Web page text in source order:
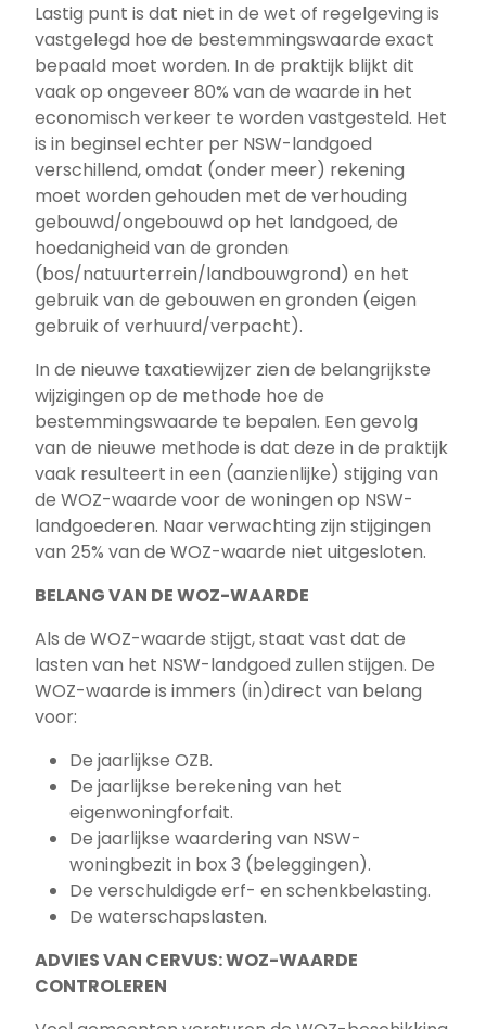
Lastig punt is dat niet in de wet of regelgeving is
vastgelegd hoe de bestemmingswaarde exact
bepaald moet worden. In de praktijk blijkt dit
vaak op ongeveer 80% van de waarde in het
economisch verkeer te worden vastgesteld. Het
is in beginsel echter per NSW-landgoed
verschillend, omdat (onder meer) rekening
moet worden gehouden met de verhouding
gebouwd/ongebouwd op het landgoed, de
hoedanigheid van de gronden
(bos/natuurterrein/landbouwgrond) en het
gebruik van de gebouwen en gronden (eigen
gebruik of verhuurd/verpacht).
In de nieuwe taxatiewijzer zien de belangrijkste
wijzigingen op de methode hoe de
bestemmingswaarde te bepalen. Een gevolg
van de nieuwe methode is dat deze in de praktijk
vaak resulteert in een (aanzienlijke) stijging van
de WOZ-waarde voor de woningen op NSW-
landgoederen. Naar verwachting zijn stijgingen
van 25% van de WOZ-waarde niet uitgesloten.
BELANG VAN DE WOZ-WAARDE
Als de WOZ-waarde stijgt, staat vast dat de
lasten van het NSW-landgoed zullen stijgen. De
WOZ-waarde is immers (in)direct van belang
voor:
De jaarlijkse OZB.
De jaarlijkse berekening van het
eigenwoningforfait.
De jaarlijkse waardering van NSW-
woningbezit in box 3 (beleggingen).
De verschuldigde erf- en schenkbelasting.
De waterschapslasten.
ADVIES VAN CERVUS: WOZ-WAARDE
CONTROLEREN